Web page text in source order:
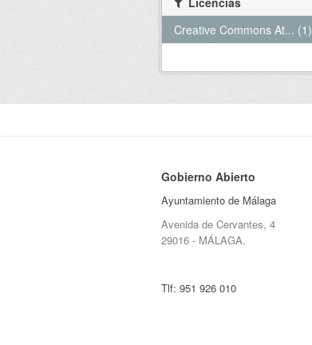
Creative Commons At... (1)
Gobierno Abierto
Ayuntamiento de Málaga
Avenida de Cervantes, 4
29016 - MÁLAGA.
Tlf: 951 926 010